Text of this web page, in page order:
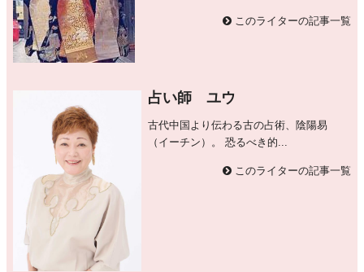
このライターの記事一覧
占い師 ユウ
古代中国より伝わる古の占術、陰陽易
（イーチン）。 恐るべき的...
このライターの記事一覧